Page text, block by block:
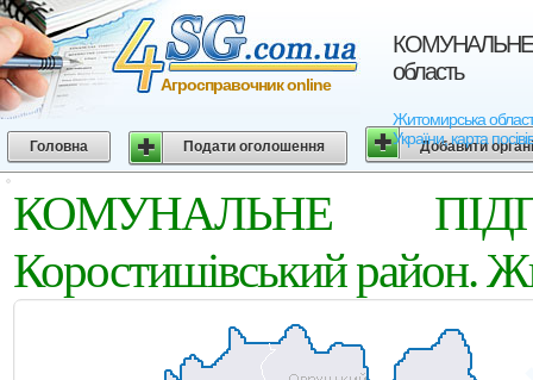
КОМУНАЛЬНЕ
область
Житомирська
України, карта
Агросправочник online
Головна Подати оголошення Добавити
КОМУНАЛЬНЕ
Коростишівський район.